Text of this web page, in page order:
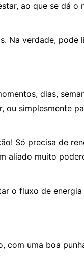
ao que se dá o
Na verdade, pode
dias,
ou simplesmente
Só precisa de
aliado muito
o fluxo de
com uma boa